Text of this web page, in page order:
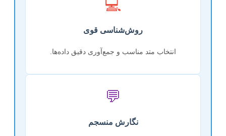
💻
روش‌شناسی قوی
انتخاب متد مناسب و جمع‌آوری دقیق داده‌ها.
💬
نگارش منسجم